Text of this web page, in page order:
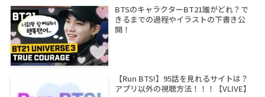
BTSのキャラクターBT21誰がどれ？で
きるまでの過程やイラストの下書き公
開！
【Run BTS!】95話を見れるサイトは？
アプリ以外の視聴方法！！！【VLIVE】